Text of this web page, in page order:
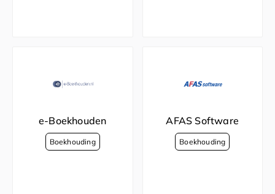
e-Boekhouden AFAS Software